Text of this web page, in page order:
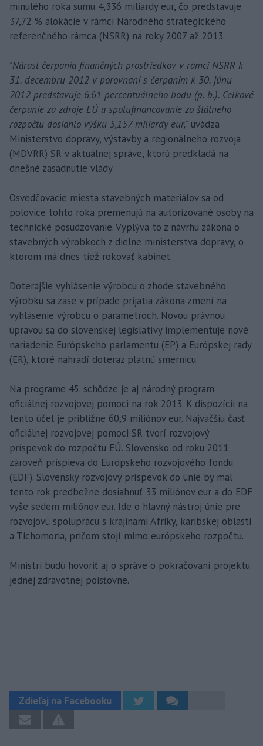
minulého roka sumu 4,336 miliardy eur, čo predstavuje
37,72 % alokácie v rámci Národného strategického
referenčného rámca (NSRR) na roky 2007 až 2013.
"Nárast čerpania finančných prostriedkov v rámci NSRR k
31. decembru 2012 v porovnaní s čerpaním k 30. júnu
2012 predstavuje 6,61 percentuálneho bodu (p. b.). Celkové
čerpanie za zdroje EÚ a spolufinancovanie zo štátneho
rozpočtu dosiahlo výšku 5,157 miliardy eur," uvádza
Ministerstvo dopravy, výstavby a regionálneho rozvoja
(MDVRR) SR v aktuálnej správe, ktorú predkladá na
dnešné zasadnutie vlády.
Osvedčovacie miesta stavebných materiálov sa od
polovice tohto roka premenujú na autorizované osoby na
technické posudzovanie. Vyplýva to z návrhu zákona o
stavebných výrobkoch z dielne ministerstva dopravy, o
ktorom má dnes tiež rokovať kabinet.
Doterajšie vyhlásenie výrobcu o zhode stavebného
výrobku sa zase v prípade prijatia zákona zmení na
vyhlásenie výrobcu o parametroch. Novou právnou
úpravou sa do slovenskej legislatívy implementuje nové
nariadenie Európskeho parlamentu (EP) a Európskej rady
(ER), ktoré nahradí doteraz platnú smernicu.
Na programe 45. schôdze je aj národný program
oficiálnej rozvojovej pomoci na rok 2013. K dispozícii na
tento účel je približne 60,9 miliónov eur. Najväčšiu časť
oficiálnej rozvojovej pomoci SR tvorí rozvojový
príspevok do rozpočtu EÚ. Slovensko od roku 2011
zároveň prispieva do Európskeho rozvojového fondu
(EDF). Slovenský rozvojový príspevok do únie by mal
tento rok predbežne dosiahnuť 33 miliónov eur a do EDF
vyše sedem miliónov eur. Ide o hlavný nástroj únie pre
rozvojovú spoluprácu s krajinami Afriky, karibskej oblasti
a Tichomoria, pričom stojí mimo európskeho rozpočtu.
Ministri budú hovoriť aj o správe o pokračovaní projektu
jednej zdravotnej poisťovne.
Zdieľaj na Facebooku